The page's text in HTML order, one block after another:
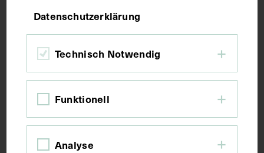
Maße
Bildmaß 17,2 x 11,8 cm
Bildmaß inkl. Untergrund 31,5 x 21,9 cm
Kurzbeschreibung
Datenschutzerklärung
Technisch Notwendig
Funktionell
Analyse